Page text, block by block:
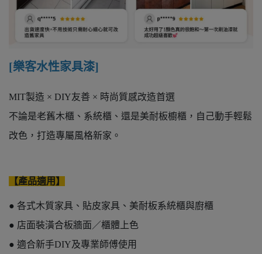
[樂客水性家具漆]
MIT製造 × DIY友善 × 時尚質感改造首選
不論是老舊木櫃、系統櫃、還是美耐板櫥櫃，自己動手輕鬆
改色，打造專屬風格新家。
【產品適用】
● 各式木質家具、貼皮家具、美耐板系統櫃與廚櫃
● 店面裝潢合板牆面／櫃體上色
● 適合新手DIY及專業師傅使用